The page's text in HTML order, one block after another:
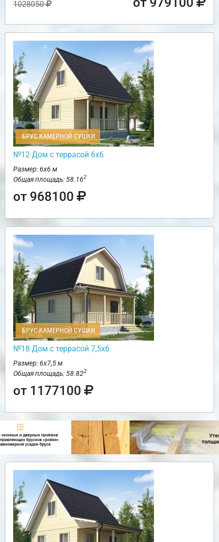
1028050
БРУС КАМЕРНОЙ СУШКИ
№12 Дом с террасой 6х6
Размер: 6х6 м
Общая площадь: 58.162
от 968100
БРУС КАМЕРНОЙ СУШКИ
№18 Дом с террасой 7,5х6
Размер: 6х7,5 м
Общая площадь: 58.822
от 1177100